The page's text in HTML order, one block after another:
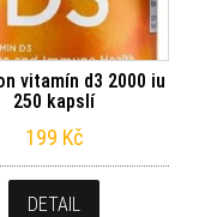
vitamín d3 2000 iu
250 kapslí
199 Kč
DETAIL